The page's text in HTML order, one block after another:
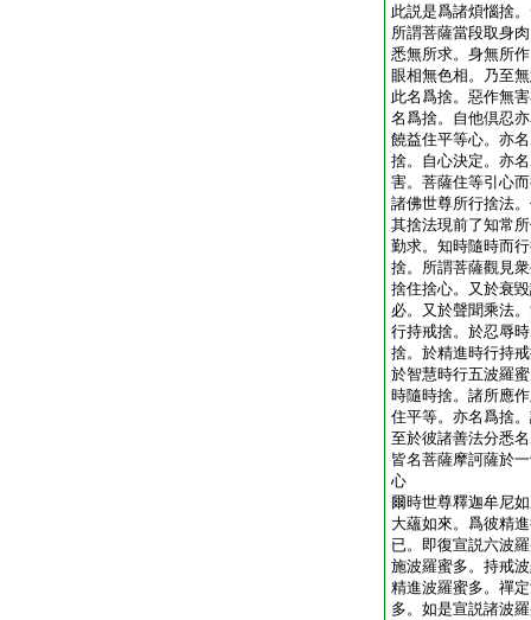
此説是爲諸煩惱捨
所謂菩薩當段取身
悉無所求。身無所
眼相無色相。乃至
此名爲捨。惡作無
名爲捨。自他倶忍
饒益住平等心。亦
捨。自心決定。亦
害。菩薩住等引心
諸佛世尊所行捨法
其捨法現前了知常
勤求。知時隨時而
捨。所謂菩薩觀見
捨住捨心。又於衰
必。又於聲聞乘法
行持戒捨。於忍辱
捨。於精進時行持
於智慧時行五波羅
時隨時捨。諸所應
住平等。亦名爲捨
至於彼諸善法分悉
皆名菩薩摩訶薩於
心
爾時世尊釋迦牟尼
大蘊如來。爲彼精
已。即復宣説六波
施波羅蜜多。持戒
精進波羅蜜多。禪
多。如是宣説諸波